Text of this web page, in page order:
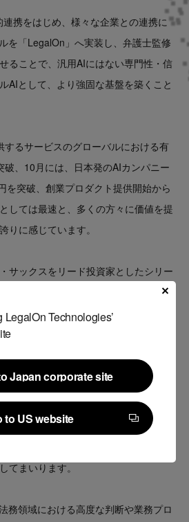
Technologies’
Japan corporate site
Japan corporate site
to US website
to US website
携をはじめ、様々な企業との連携に
を「LegalOn」へ実装し、弁護士監修
ることで、汎用AIにはない専門性・信
AIとして、より強固な基盤を築くこと
するサービスのグローバルにおける有
、10月には、日本発のAIカンパニー
を突破、創業プロダクト提供開始から
しては最速と、多くの方々に価値を提
りに感じています。
サックスをリード投資家としたシリー
初のM&Aによる「Fides Technology」
ある「On Technologies」の設立な
進する取り組みを絶え間なく実行して
門性×AI”で更なる価値創造を
は、AIテクノロジーと専門性に
てまいります。
務領域における高度な判断や業務プロ